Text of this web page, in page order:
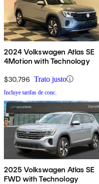
2024 Volkswagen Atlas SE
4Motion with Technology
$30,796 Trato justo
Incluye tarifas de conc.
2025 Volkswagen Atlas SE
FWD with Technology